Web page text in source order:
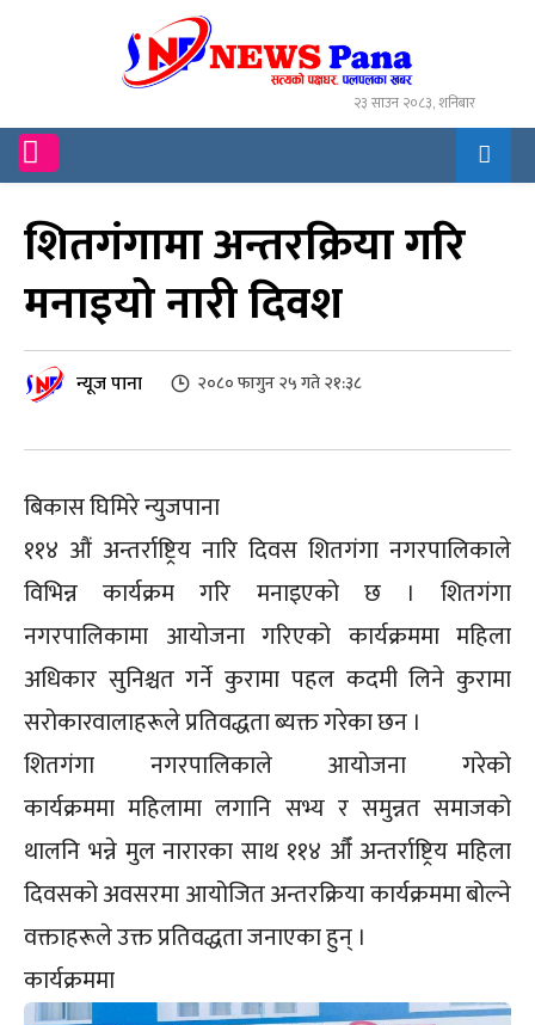
२३ साउन २०८३, शनिबार
शितगंगामा अन्तरक्रिया गरि
मनाइयो नारी दिवश
न्यूज पाना २०८० फागुन २५ गते २१:३८
बिकास घिमिरे न्युजपाना
११४ औं अन्तर्राष्ट्रिय नारि दिवस शितगंगा नगरपालिकाले
विभिन्न कार्यक्रम गरि मनाइएको छ । शितगंगा
नगरपालिकामा आयोजना गरिएको कार्यक्रममा महिला
अधिकार सुनिश्चत गर्ने कुरामा पहल कदमी लिने कुरामा
सरोकारवालाहरूले प्रतिवद्धता ब्यक्त गरेका छन ।
शितगंगा नगरपालिकाले आयोजना गरेको
कार्यक्रममा महिलामा लगानि सभ्य र समुन्नत समाजको
थालनि भन्ने मुल नारारका साथ ११४ औँ अन्तर्राष्ट्रिय महिला
दिवसको अवसरमा आयोजित अन्तरक्रिया कार्यक्रममा बोल्ने
वक्ताहरूले उक्त प्रतिवद्धता जनाएका हुन् ।
कार्यक्रममा